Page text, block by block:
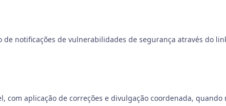
notificações de vulnerabilidades de segurança através do
aplicação de correções e divulgação coordenada,